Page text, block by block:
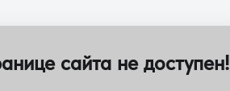
сайта не доступен!